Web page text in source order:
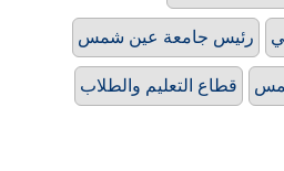
رئيس جامعة عين شمس
قطاع التعليم والطلاب